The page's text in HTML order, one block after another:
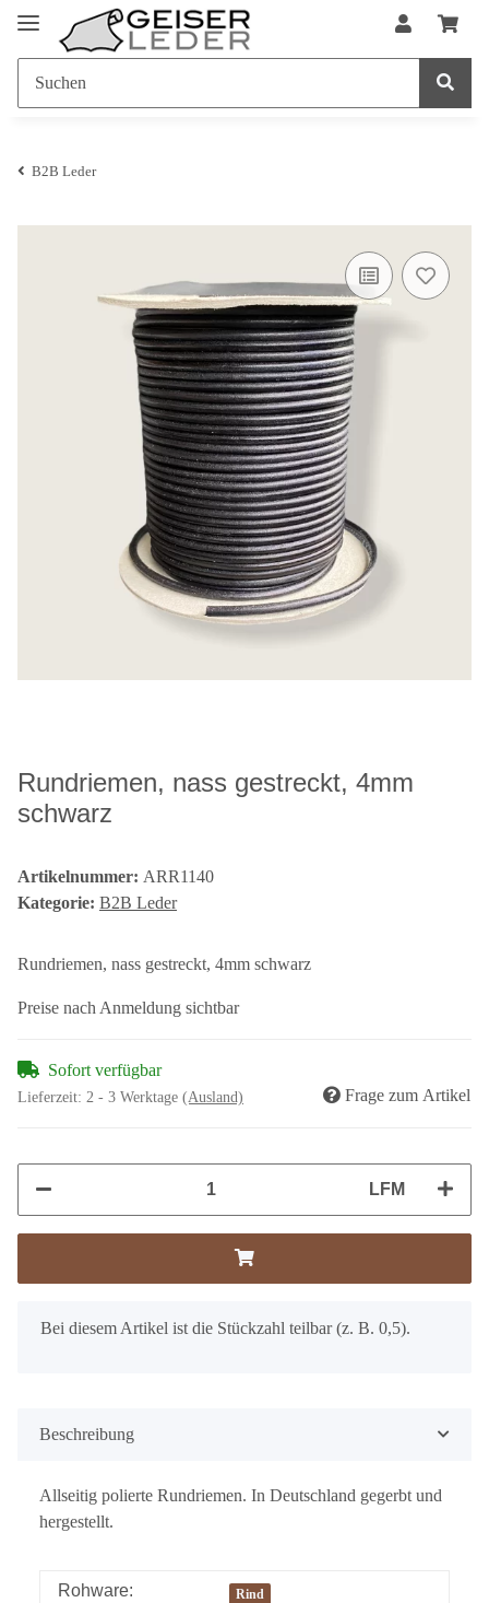
B2B Leder
Rundriemen, nass gestreckt, 4mm
schwarz
Artikelnummer: ARR1140
Kategorie: B2B Leder
Rundriemen, nass gestreckt, 4mm schwarz
Preise nach Anmeldung sichtbar
Sofort verfügbar
Lieferzeit: 2 - 3 Werktage (Ausland) Frage zum Artikel
LFM
x
Bei diesem Artikel ist die Stückzahl teilbar (z. B. 0,5).
Beschreibung
Allseitig polierte Rundriemen. In Deutschland gegerbt und
hergestellt.
Rohware: Rind